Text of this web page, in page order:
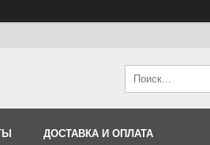
ДОСТАВКА И ОПЛАТА